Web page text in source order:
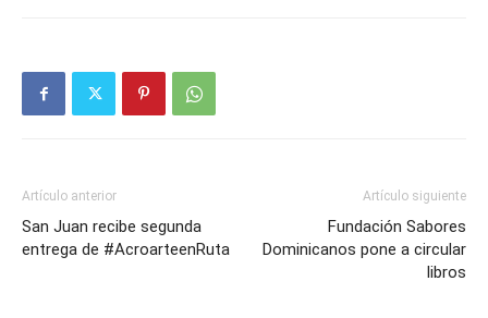
Artículo anterior
San Juan recibe segunda
entrega de #AcroarteenRuta
Artículo siguiente
Fundación Sabores
Dominicanos pone a circular
libros